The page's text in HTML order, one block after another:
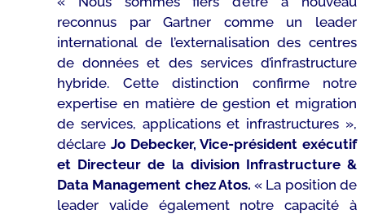
reconnus par Gartner comme un leader
international de l’externalisation des centres
de données et des services d’infrastructure
hybride. Cette distinction confirme notre
expertise en matière de gestion et migration
de services, applications et infrastructures »,
déclare Jo Debecker, Vice-président exécutif
et Directeur de la division Infrastructure &
Data Management chez Atos. « La position de
leader valide également notre capacité à